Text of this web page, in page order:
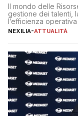
Il mondo delle
gestione dei talenti,
l’efficienza
lavoro, d’altra parte,
NEXILIA-ATTUALITÀ